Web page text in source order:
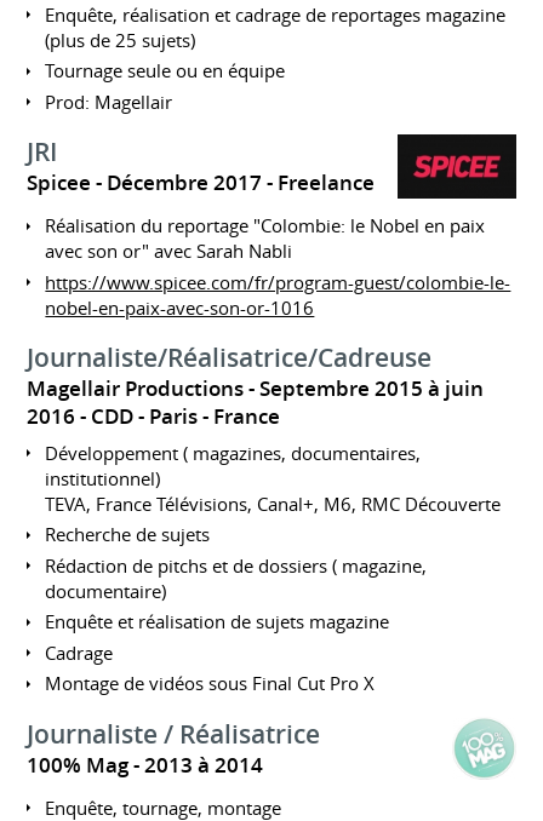
Enquête, réalisation et cadrage de reportages magazine
(plus de 25 sujets)
Tournage seule ou en équipe
Prod: Magellair
JRI
Spicee Décembre 2017 Freelance
Réalisation du reportage "Colombie: le Nobel en paix
avec son or" avec Sarah Nabli
https://www.spicee.com/fr/program-guest/colombie-le-
nobel-en-paix-avec-son-or-1016
Journaliste/Réalisatrice/Cadreuse
Magellair Productions
Septembre 2015 à juin
2016 CDD Paris France
Développement ( magazines, documentaires,
institutionnel)
TEVA, France Télévisions, Canal+, M6, RMC Découverte
Recherche de sujets
Rédaction de pitchs et de dossiers ( magazine,
documentaire)
Enquête et réalisation de sujets magazine
Cadrage
Montage de vidéos sous Final Cut Pro X
Journaliste / Réalisatrice
100% Mag 2013 à 2014
Enquête, tournage, montage